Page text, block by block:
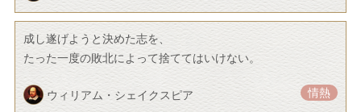
成し遂げようと決めた志を、
たった一度の敗北によって捨ててはいけない。
ウィリアム・シェイクスピア 情熱